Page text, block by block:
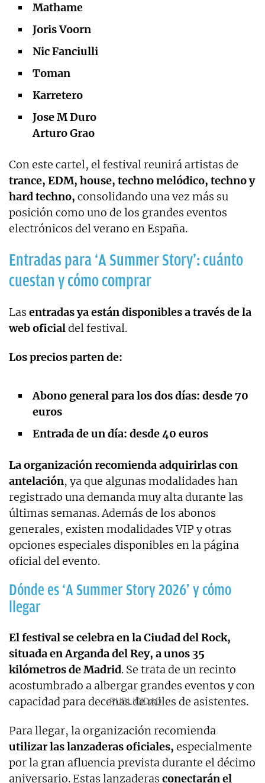
Mathame
Joris Voorn
Nic Fanciulli
Toman
Karretero
Jose M Duro
Arturo Grao
Con este cartel, el festival reunirá artistas de
trance, EDM, house, techno melódico, techno y
hard techno, consolidando una vez más su
posición como uno de los grandes eventos
electrónicos del verano en España.
Entradas para ‘A Summer Story’: cuánto
cuestan y cómo comprar
Las entradas ya están disponibles a través de la
web oficialdel festival.
Los precios parten de:
Abono general para los dos días: desde 70
euros
Entrada de un día: desde 40 euros
La organización recomienda adquirirlas con
antelación, ya que algunas modalidades han
registrado una demanda muy alta durante las
últimas semanas. Además de los abonos
generales, existen modalidades VIP y otras
opciones especiales disponibles en la página
oficial del evento.
Dónde es ‘A Summer Story 2026’ y cómo
llegar
El festival se celebra en la Ciudad del Rock,
situada en Arganda del Rey, a unos 35
kilómetros de Madrid. Se trata de un recinto
acostumbrado a albergar grandes eventos y con
capacidad para decenas de miles de asistentes.
Para llegar, la organización recomienda
utilizar las lanzaderas oficiales, especialmente
por la gran afluencia prevista durante el décimo
aniversario. Estas lanzaderas conectarán el